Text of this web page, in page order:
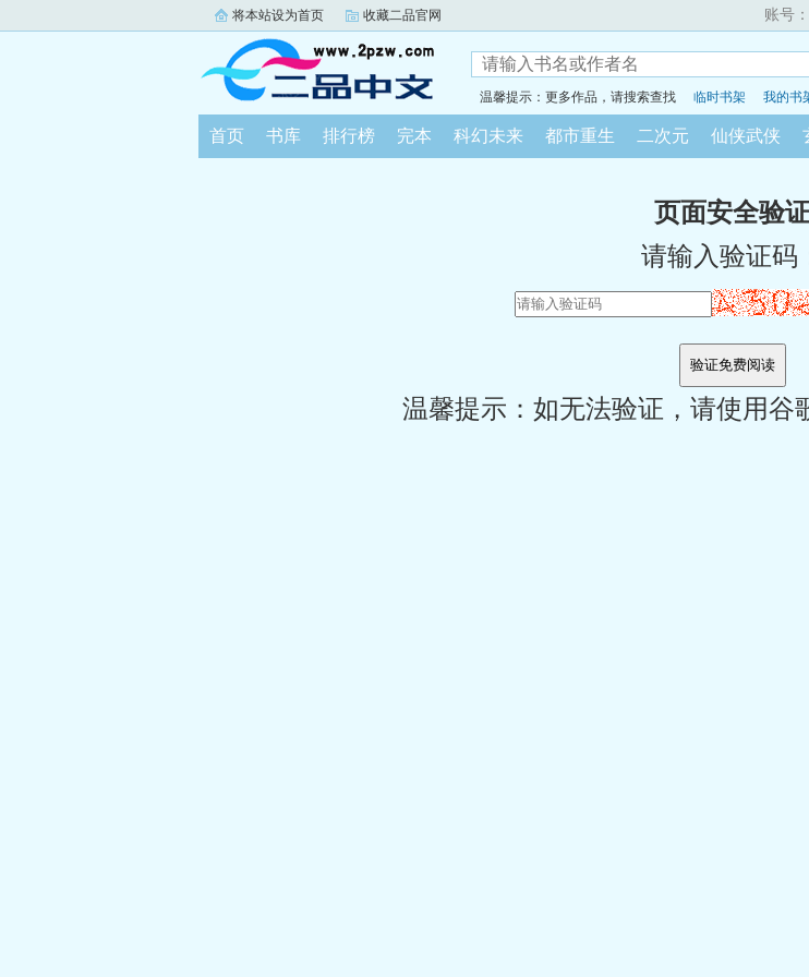
将本站设为首页 收藏二品官网 账号：
温馨提示：更多作品，请搜索查找 临时书架 我的书
首页 书库 排行榜 完本 科幻未来 都市重生 二次元 仙侠武侠
页面安全验
请输入验证码
温馨提示：如无法验证，请使用谷